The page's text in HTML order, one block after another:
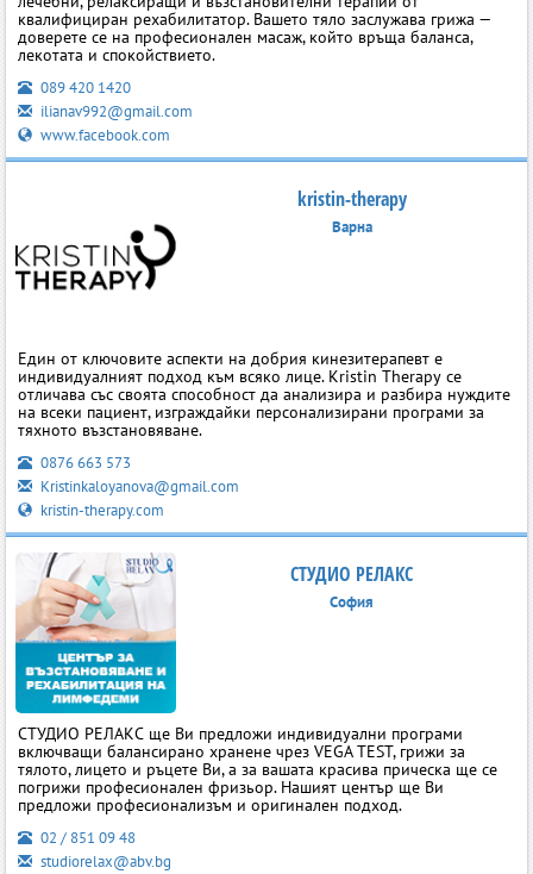
квалифициран рехабилитатор. Вашето тяло заслужава грижа —
доверете се на професионален масаж, който връща баланса,
лекотата и спокойствието.
089 420 1420
ilianav992@gmail.com
www.facebook.com
kristin-therapy
Варна
Един от ключовите аспекти на добрия кинезитерапевт е
индивидуалният подход към всяко лице. Kristin Therapy се
отличава със своята способност да анализира и разбира нуждите
на всеки пациент, изграждайки персонализирани програми за
тяхното възстановяване.
0876 663 573
Kristinkaloyanova@gmail.com
kristin-therapy.com
СТУДИО РЕЛАКС
София
СТУДИО РЕЛАКС ще Ви предложи индивидуални програми
включващи балансирано хранене чрез VEGA TEST, грижи за
тялото, лицето и ръцете Ви, а за вашата красива прическа ще се
погрижи професионален фризьор. Нашият център ще Ви
предложи професионализъм и оригинален подход.
02 / 851 09 48
studiorelax@abv.bg